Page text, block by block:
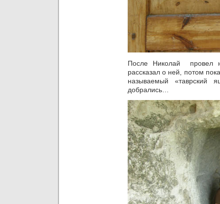
После Николай провел
рассказал о ней, потом
называемый «таврский
добрались…